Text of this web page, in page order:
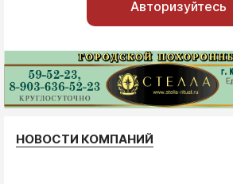
Авторизуйтесь
НОВОСТИ КОМПАНИЙ